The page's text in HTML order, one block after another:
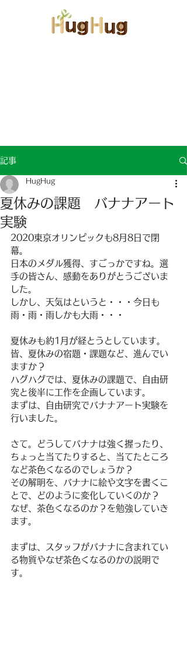
記事
夏休みの課題 バナナアート
実験
HugHug
2020東京オリンピックも8月8日で閉
幕。
日本のメダル獲得、すごっかですね。選
手の皆さん、感動をありがとうございま
した。
しかし、天気はというと・・・今日も
雨・雨・雨しかも大雨・・・
夏休みも約1月が経とうとしています。
皆、夏休みの宿題・課題など、進んでい
ますか？
ハグハグでは、夏休みの課題で、自由研
究と後半に工作を企画しています。
まずは、自由研究でバナナアート実験を
行いました。
さて。どうしてバナナは強く握ったり、
ちょっと当てたりすると、当てたところ
など茶色くなるのでしょうか？
その解明を、バナナに絵や文字を書くこ
とで、どのように変化していくのか？
なぜ、茶色くなるのか？を勉強していき
ます。
まずは、スタッフがバナナに含まれてい
る物質やなぜ茶色くなるのかの説明で
す。